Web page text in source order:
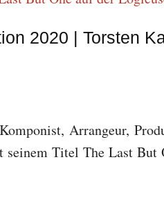
2020 | Torsten
Arrangeur,
Titel The Last But